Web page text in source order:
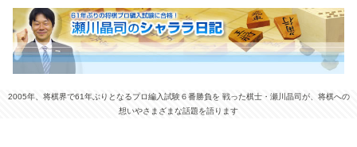
2005年、将棋界で61年ぶりとなるプロ編入試験６番勝負を 戦った棋士・瀬川晶司が、将棋への
想いやさまざまな話題を語ります